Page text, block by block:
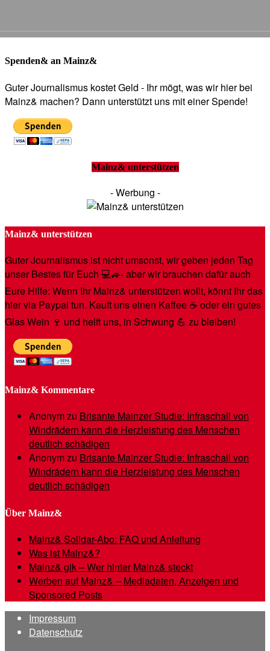
Spenden& an Mainz&
Guter Journalismus kostet Geld - Ihr mögt, was wir hier bei
Mainz& machen? Dann unterstützt uns mit einer Spende!
Mainz& unterstützen
- Werbung -
Mainz& unterstützen
Guter Journalismus ist nicht umsonst, wir geben jeden Tag
unser Bestes für Euch 💻🚙- aber wir brauchen dafür auch
Eure Hilfe: Wenn Ihr Mainz& unterstützen wollt, könnt Ihr das
hier via Paypal tun. Kauft uns einen Kaffee ☕️ oder ein gutes
Glas Wein 🍷 und helft uns, in Schwung 💪 zu bleiben!
Mainz& Kommentare
Anonymzu Brisante Mainzer Studie: Infraschall von
Windrädern kann die Herzleistung des Menschen
deutlich schädigen
Anonymzu Brisante Mainzer Studie: Infraschall von
Windrädern kann die Herzleistung des Menschen
deutlich schädigen
Über Mainz&
Mainz& Solidar-Abo: FAQ und Anleitung
Was ist Mainz&?
Mainz& gik – Wer hinter Mainz& steckt
Werben auf Mainz& – Mediadaten, Anzeigen und
Sponsored Posts
Impressum
Datenschutz